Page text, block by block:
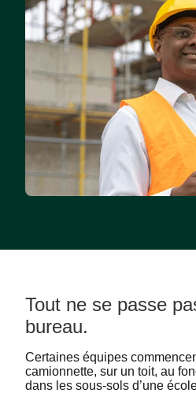
Tout ne se passe
bureau.
Certaines équipes
camionnette, sur un toit, au
dans les sous-sols d’une